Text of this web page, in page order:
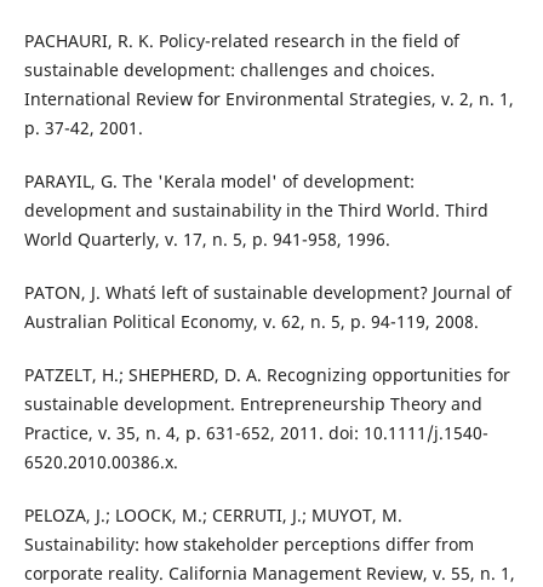
PACHAURI, R. K. Policy-related research in the field of
sustainable development: challenges and choices.
International Review for Environmental Strategies, v. 2, n. 1,
p. 37-42, 2001.
PARAYIL, G. The 'Kerala model' of development:
development and sustainability in the Third World. Third
World Quarterly, v. 17, n. 5, p. 941-958, 1996.
PATON, J. What´s left of sustainable development? Journal of
Australian Political Economy, v. 62, n. 5, p. 94-119, 2008.
PATZELT, H.; SHEPHERD, D. A. Recognizing opportunities for
sustainable development. Entrepreneurship Theory and
Practice, v. 35, n. 4, p. 631-652, 2011. doi: 10.1111/j.1540-
6520.2010.00386.x.
PELOZA, J.; LOOCK, M.; CERRUTI, J.; MUYOT, M.
Sustainability: how stakeholder perceptions differ from
corporate reality. California Management Review, v. 55, n. 1,